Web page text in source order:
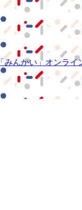
「みんかい」 オンライ